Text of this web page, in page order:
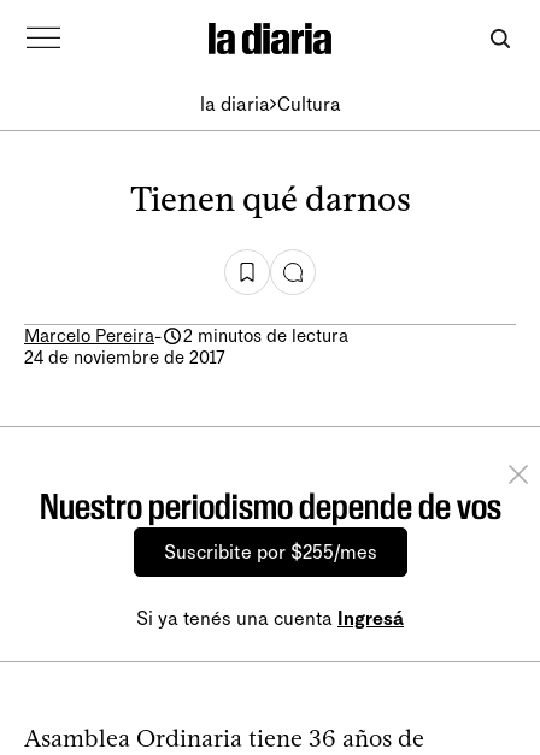
la diaria Cultura
Tienen qué darnos
Marcelo Pereira-
2 minutos de lectura
24 de noviembre de 2017
Nuestro periodismo depende de vos
Suscribite por $255/mes
Si ya tenés una cuenta Ingresá
Asamblea Ordinaria tiene 36 años de